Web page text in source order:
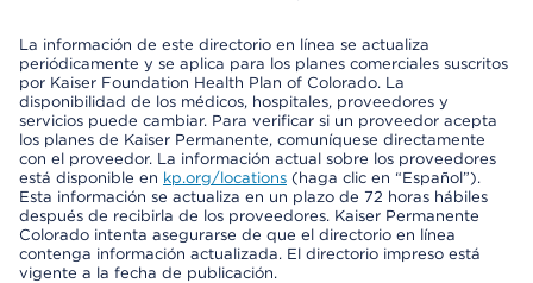
La información de este directorio en línea se actualiza
periódicamente y se aplica para los planes comerciales suscritos
por Kaiser Foundation Health Plan of Colorado. La
disponibilidad de los médicos, hospitales, proveedores y
servicios puede cambiar. Para verificar si un proveedor acepta
los planes de Kaiser Permanente, comuníquese directamente
con el proveedor. La información actual sobre los proveedores
está disponible en kp.org/locations (haga clic en “Español”).
Esta información se actualiza en un plazo de 72 horas hábiles
después de recibirla de los proveedores. Kaiser Permanente
Colorado intenta asegurarse de que el directorio en línea
contenga información actualizada. El directorio impreso está
vigente a la fecha de publicación.